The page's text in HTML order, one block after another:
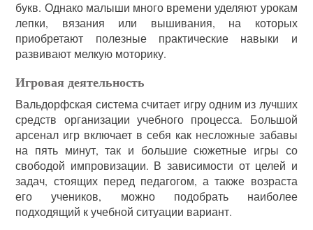
букв. Однако малыши много времени уделяют урокам
лепки, вязания или вышивания, на которых
приобретают полезные практические навыки и
развивают мелкую моторику.
Игровая деятельность
Вальдорфская система считает игру одним из лучших
средств организации учебного процесса. Большой
арсенал игр включает в себя как несложные забавы
на пять минут, так и большие сюжетные игры со
свободой импровизации. В зависимости от целей и
задач, стоящих перед педагогом, а также возраста
его учеников, можно подобрать наиболее
подходящий к учебной ситуации вариант.